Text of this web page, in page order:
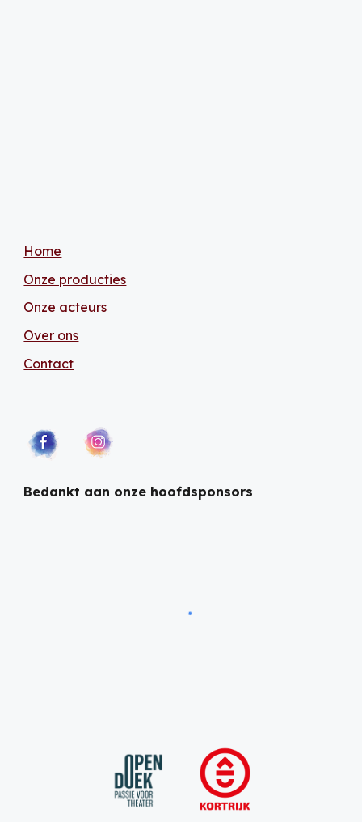
Home
Onze producties
Onze acteurs
Over ons
Contact
Bedankt aan onze hoofdsponsors